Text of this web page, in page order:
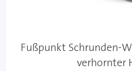
Fußpunkt Schrunden-
verhornter